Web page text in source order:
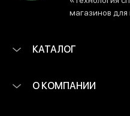
магазинов для
КАТАЛОГ
О КОМПАНИИ